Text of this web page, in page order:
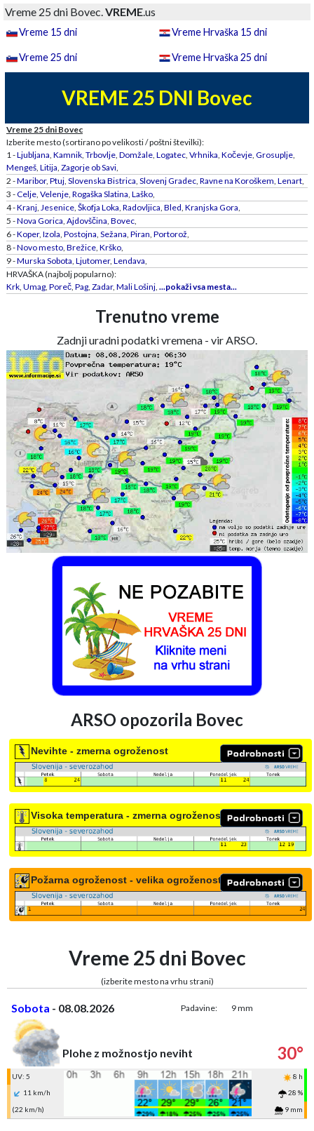
Vreme 25 dni Bovec.VREME.us
Vreme 15 dni Vreme Hrvaška 15 dni
Vreme 25 dni Vreme Hrvaška 25 dni
VREME 25 DNI Bovec
Vreme 25 dni Bovec
Izberite mesto (sortirano po velikosti / poštni številki):
1 -Ljubljana, Kamnik, Trbovlje, Domžale, Logatec, Vrhnika, Kočevje, Grosuplje,
Mengeš, Litija, Zagorje ob Savi,
2 -Maribor, Ptuj, Slovenska Bistrica, Slovenj Gradec, Ravne na Koroškem, Lenart,
3 -Celje, Velenje, Rogaška Slatina, Laško,
4 -Kranj, Jesenice, Škofja Loka, Radovljica, Bled, Kranjska Gora,
5 -Nova Gorica, Ajdovščina, Bovec,
6 -Koper, Izola, Postojna, Sežana, Piran, Portorož,
8 -Novo mesto, Brežice, Krško,
9 -Murska Sobota, Ljutomer, Lendava,
HRVAŠKA (najbolj popularno):
Krk, Umag, Poreč, Pag, Zadar, Mali Lošinj, ...pokaži vsa mesta...
Trenutno vreme
Zadnji uradni podatki vremena - vir ARSO.
ARSO opozorila Bovec
Nevihte - zmerna ogroženost
Visoka temperatura - zmerna ogroženost
Požarna ogroženost - velika ogroženost
Vreme 25 dni Bovec
(izberite mesto na vrhu strani)
Sobota - 08.08.2026 Padavine: 9 mm
Plohe z možnostjo neviht 30°
UV: 5
8 h
11 km/h
28 %
(22 km/h)
9 mm